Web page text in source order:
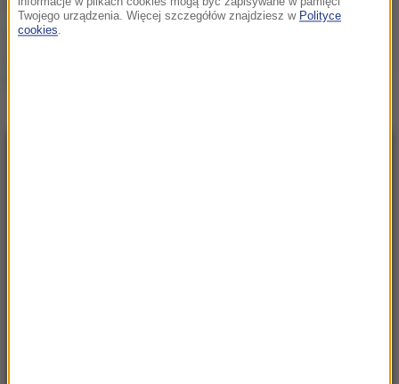
Twojego urządzenia. Więcej szczegółów znajdziesz w Polityce
cookies.